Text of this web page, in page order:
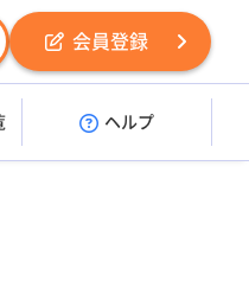
会員登録
ヘルプ